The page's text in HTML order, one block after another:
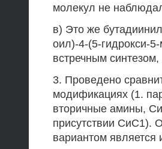
молекул не
в) Это же
оил)-4-(5-гидрокси-
встречным
3. Проведено
модификациях (1.
вторичные амины,
присутствии СиС1).
вариантом